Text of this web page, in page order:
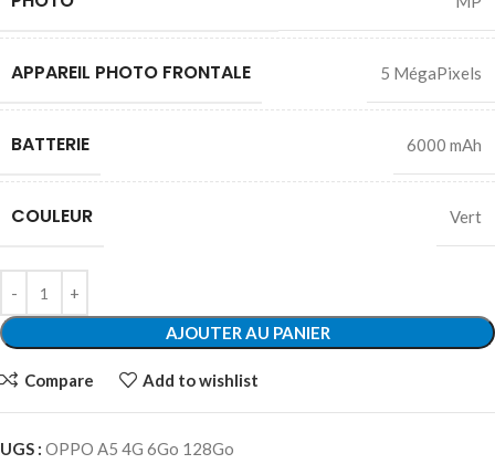
APPAREIL PHOTO FRONTALE 5 MégaPixels
BATTERIE 6000 mAh
COULEUR Vert
AJOUTER AU PANIER
Compare Add to wishlist
UGS : OPPO A5 4G 6Go 128Go